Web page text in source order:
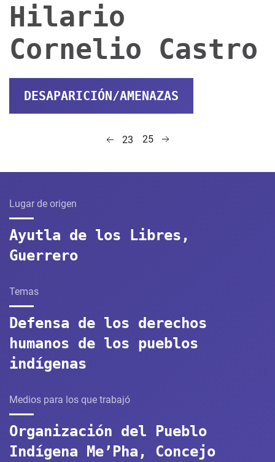
Hilario
Cornelio Castro
DESAPARICIÓN/AMENAZAS
23 25
Lugar de origen
Ayutla de los Libres,
Guerrero
Temas
Defensa de los derechos
humanos de los pueblos
indígenas
Medios para los que trabajó
Organización del Pueblo
Indígena Me’Pha, Concejo